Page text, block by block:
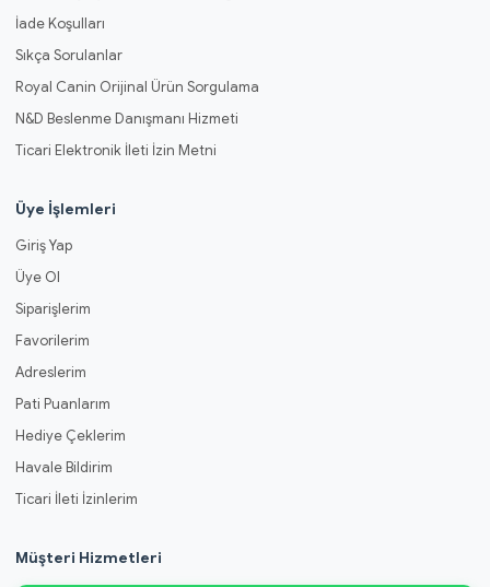
İade Koşulları
Sıkça Sorulanlar
Royal Canin Orijinal Ürün Sorgulama
N&D Beslenme Danışmanı Hizmeti
Ticari Elektronik İleti İzin Metni
Üye İşlemleri
Giriş Yap
Üye Ol
Siparişlerim
Favorilerim
Adreslerim
Pati Puanlarım
Hediye Çeklerim
Havale Bildirim
Ticari İleti İzinlerim
Müşteri Hizmetleri